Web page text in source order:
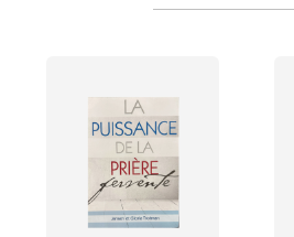
Biblique (Richard Lehmann)Dans...